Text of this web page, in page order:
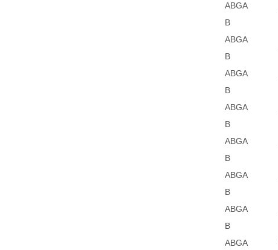
ABGA
B
ABGA
B
ABGA
B
ABGA
B
ABGA
B
ABGA
B
ABGA
B
ABGA